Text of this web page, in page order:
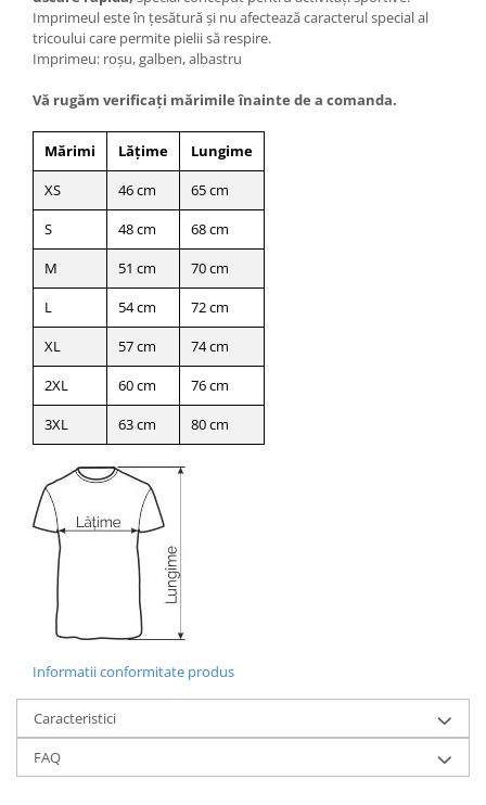
Imprimeul este în țesătură și nu afectează caracterul special al
tricoului care permite pielii să respire.
Imprimeu: roșu, galben, albastru
Vă rugăm verificaţi mărimile înainte de a comanda.
Mărimi Lățime
Lungime
XS
46 cm
65 cm
S
48 cm
68 cm
M
51 cm
70 cm
L
54 cm
72 cm
XL
57 cm
74 cm
2XL
60 cm
76 cm
3XL
63 cm 80 cm
Informatii conformitate produs
Caracteristici
FAQ